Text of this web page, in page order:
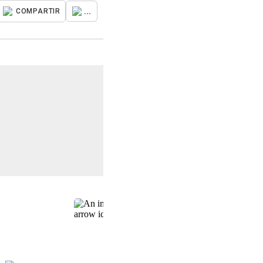
COMPARTIR ...